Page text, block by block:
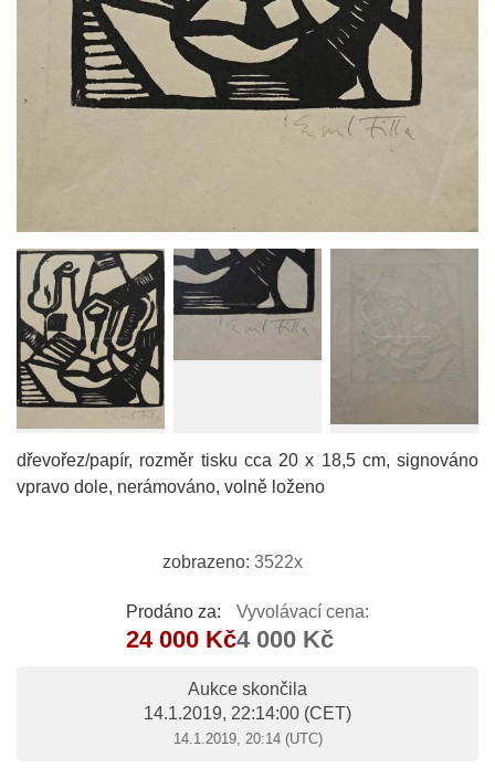
dřevořez/papír, rozměr tisku cca 20 x 18,5 cm, signováno
vpravo dole, nerámováno, volně loženo
zobrazeno: 3522x
Prodáno za:
24 000 Kč
Vyvolávací cena:
4 000 Kč
Aukce skončila
14.1.2019, 22:14:00 (CET)
14.1.2019, 20:14 (UTC)